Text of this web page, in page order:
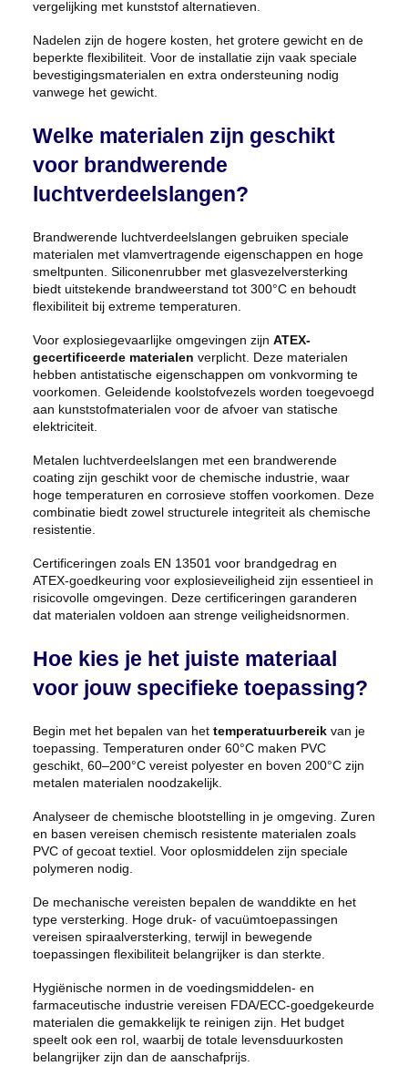
vergelijking met kunststof alternatieven.
Nadelen zijn de hogere kosten, het grotere gewicht en de
beperkte flexibiliteit. Voor de installatie zijn vaak speciale
bevestigingsmaterialen en extra ondersteuning nodig
vanwege het gewicht.
Welke materialen zijn geschikt
voor brandwerende
luchtverdeelslangen?
Brandwerende luchtverdeelslangen gebruiken speciale
materialen met vlamvertragende eigenschappen en hoge
smeltpunten. Siliconenrubber met glasvezelversterking
biedt uitstekende brandweerstand tot 300°C en behoudt
flexibiliteit bij extreme temperaturen.
Voor explosiegevaarlijke omgevingen zijn ATEX-
gecertificeerde materialen verplicht. Deze materialen
hebben antistatische eigenschappen om vonkvorming te
voorkomen. Geleidende koolstofvezels worden toegevoegd
aan kunststofmaterialen voor de afvoer van statische
elektriciteit.
Metalen luchtverdeelslangen met een brandwerende
coating zijn geschikt voor de chemische industrie, waar
hoge temperaturen en corrosieve stoffen voorkomen. Deze
combinatie biedt zowel structurele integriteit als chemische
resistentie.
Certificeringen zoals EN 13501 voor brandgedrag en
ATEX-goedkeuring voor explosieveiligheid zijn essentieel in
risicovolle omgevingen. Deze certificeringen garanderen
dat materialen voldoen aan strenge veiligheidsnormen.
Hoe kies je het juiste materiaal
voor jouw specifieke toepassing?
Begin met het bepalen van het temperatuurbereikvan je
toepassing. Temperaturen onder 60°C maken PVC
geschikt, 60–200°C vereist polyester en boven 200°C zijn
metalen materialen noodzakelijk.
Analyseer de chemische blootstelling in je omgeving. Zuren
en basen vereisen chemisch resistente materialen zoals
PVC of gecoat textiel. Voor oplosmiddelen zijn speciale
polymeren nodig.
De mechanische vereisten bepalen de wanddikte en het
type versterking. Hoge druk- of vacuümtoepassingen
vereisen spiraalversterking, terwijl in bewegende
toepassingen flexibiliteit belangrijker is dan sterkte.
Hygiënische normen in de voedingsmiddelen- en
farmaceutische industrie vereisen FDA/ECC-goedgekeurde
materialen die gemakkelijk te reinigen zijn. Het budget
speelt ook een rol, waarbij de totale levensduurkosten
belangrijker zijn dan de aanschafprijs.